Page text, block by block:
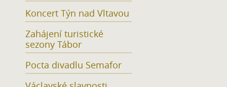
Koncert Týn nad Vltavou
Zahájení turistické
sezony Tábor
Pocta divadlu Semafor